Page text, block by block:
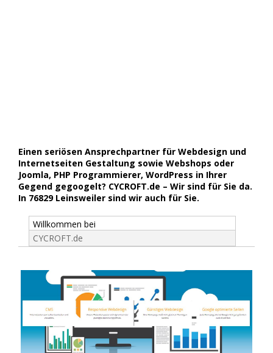
Einen seriösen Ansprechpartner für Webdesign und
Internetseiten Gestaltung sowie Webshops oder
Joomla, PHP Programmierer, WordPress in Ihrer
Gegend gegoogelt? CYCROFT.de – Wir sind für Sie da.
In 76829 Leinsweiler sind wir auch für Sie.
Willkommen bei
CYCROFT.de